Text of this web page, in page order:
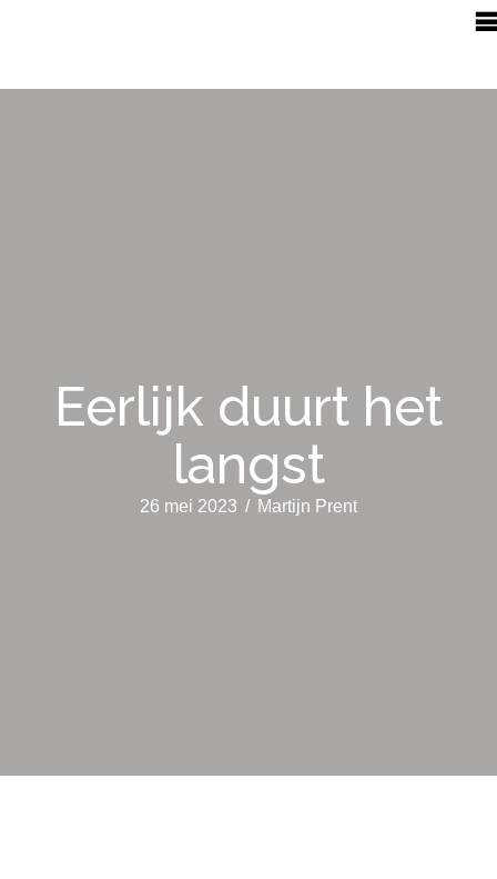
Eerlijk duurt het
langst
26 mei 2023 / Martijn Prent